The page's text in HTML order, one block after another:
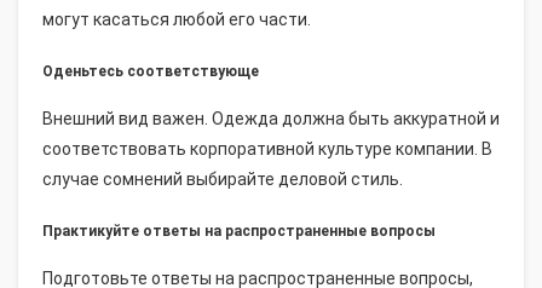
могут касаться любой его части.
Оденьтесь соответствующе
Внешний вид важен. Одежда должна быть аккуратной и
соответствовать корпоративной культуре компании. В
случае сомнений выбирайте деловой стиль.
Практикуйте ответы на распространенные вопросы
Подготовьте ответы на распространенные вопросы,